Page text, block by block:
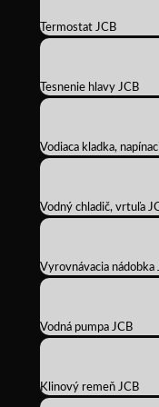
Termostat JCB
Tesnenie hlavy JCB
Vodiaca kladka,
Vodný chladič, vrtuľa
Vyrovnávacia nádobka
Vodná pumpa JCB
Klinový remeň JCB